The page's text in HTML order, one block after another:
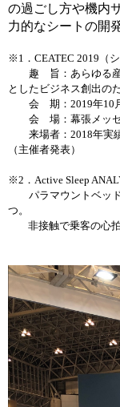
の過ごし方や機内
力的なシートの開
※1．CEATEC 2019 （
趣 旨：あらゆる産
としたビジネス創出の
会 期：2019年10
会 場：幕張メッセ
来場者：2018年実
（主催者発表）
※2．Active Sleep
パラマウントベッド
つ。
非接触で乗客の心拍